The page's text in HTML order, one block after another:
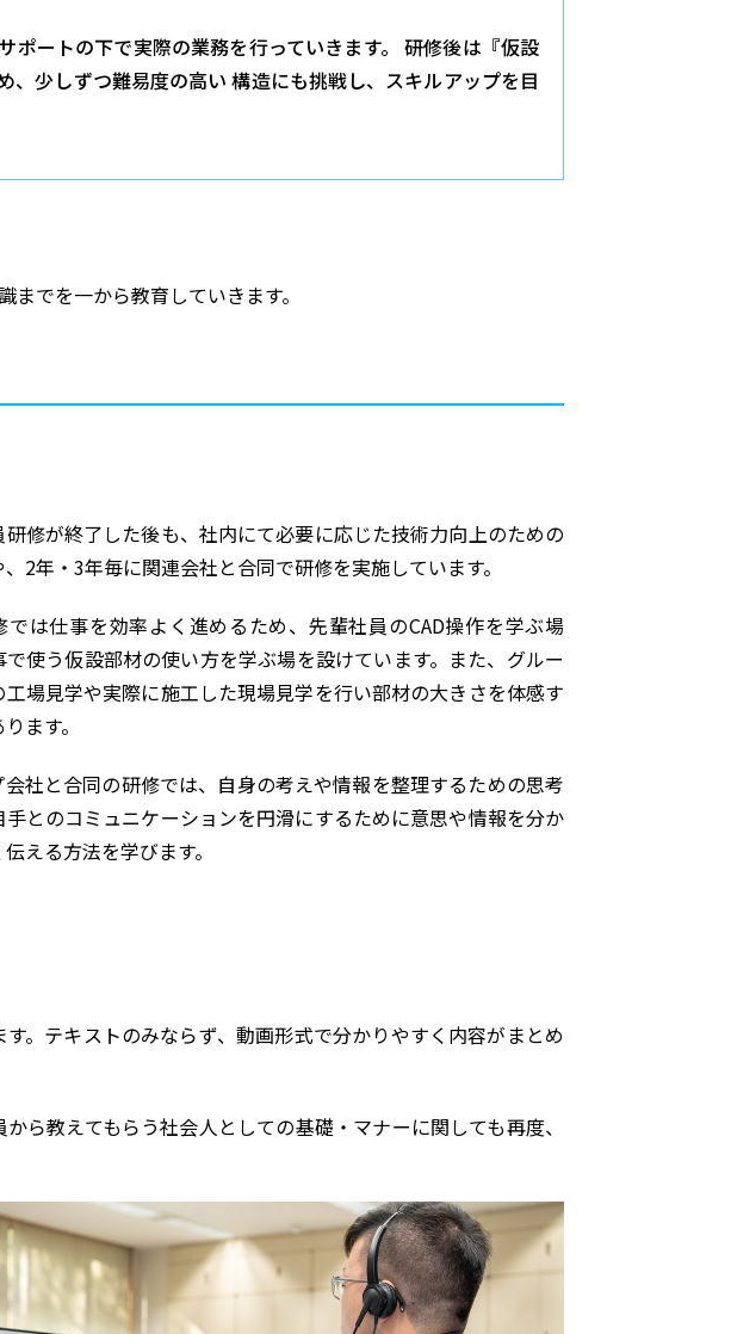
ポートの下で実際の業務を行っていきます。 研修後は『仮設
少しずつ難易度の高い 構造にも挑戦し、スキルアップを目
でを一から教育していきます。
修が終了した後も、社内にて必要に応じた技術力向上のための
2年・3年毎に関連会社と合同で研修を実施しています。
では仕事を効率よく進めるため、先輩社員のCAD操作を学ぶ場
使う仮設部材の使い方を学ぶ場を設けています。また、グルー
工場見学や実際に施工した現場見学を行い部材の大きさを体感す
ます。
会社と合同の研修では、自身の考えや情報を整理するための思考
手とのコミュニケーションを円滑にするために意思や情報を分か
える方法を学びます。
。テキストのみならず、動画形式で分かりやすく内容がまとめ
ら教えてもらう社会人としての基礎・マナーに関しても再度、